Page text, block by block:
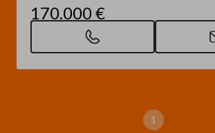
170.000 €
1